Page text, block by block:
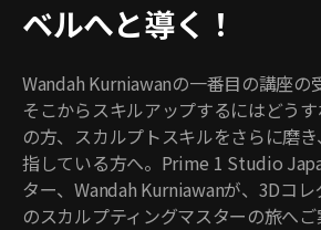
ベルへと導く！
Wandah Kurniawanの一番目の講座の
そこからスキルアップするにはどう
の方、スカルプトスキルをさらに磨
指している方へ。Prime 1 Studio
ター、Wandah Kurniawanが、3Dコ
のスカルプティングマスターの旅へご